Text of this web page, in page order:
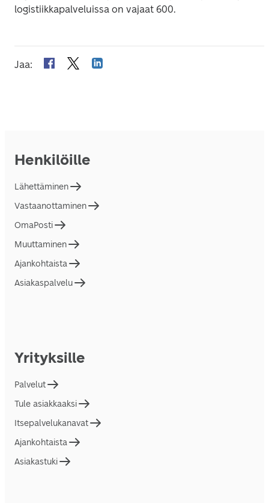
logistiikkapalveluissa on vajaat 600.
Jaa:
Henkilöille
Lähettäminen
Vastaanottaminen
OmaPosti
Muuttaminen
Ajankohtaista
Asiakaspalvelu
Yrityksille
Palvelut
Tule asiakkaaksi
Itsepalvelukanavat
Ajankohtaista
Asiakastuki